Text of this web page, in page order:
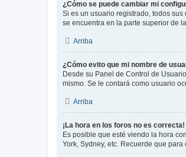
¿Cómo se puede cambiar mi
Si es un usuario registrado, todos
se encuentra en la parte superior de
Arriba
¿Cómo evito que mi nombre de
Desde su Panel de Control de
mismo. Se le contará como usuario
Arriba
¡La hora en los foros no es correcta!
Es posible que esté viendo la hora
York, Sydney, etc. Recuerde que